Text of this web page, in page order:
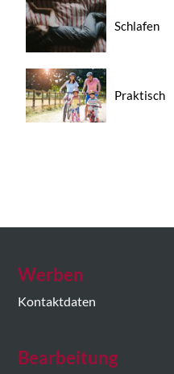
Schlafen
Praktisch
Werben
Kontaktdaten
Bearbeitung